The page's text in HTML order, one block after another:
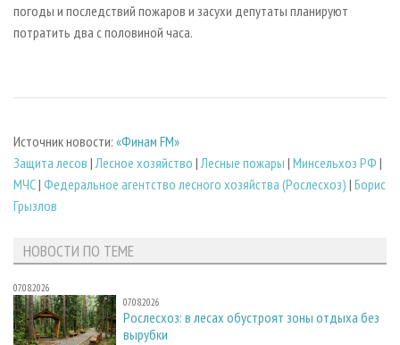
БИОЭНЕРГЕТИКА
RUSSIAN FORESTRY REVIEW
погоды и последствий пожаров и засухи депутаты планируют
потратить два с половиной часа.
Источник новости: «Финам FM»
Защита лесов |Лесное хозяйство |Лесные пожары | Минсельхоз РФ |
МЧС| Федеральное агентство лесного хозяйства (Рослесхоз) | Борис
Грызлов
НОВОСТИ ПО ТЕМЕ
07.08.2026
07.08.2026
Рослесхоз: в лесах обустроят зоны отдыха без
вырубки